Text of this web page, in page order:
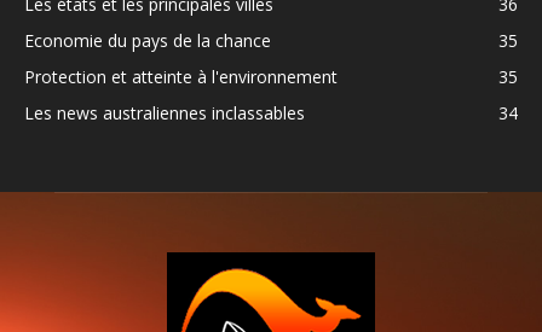
Economie du pays de la chance
35
Protection et atteinte à l'environnement
35
Les news australiennes inclassables
34